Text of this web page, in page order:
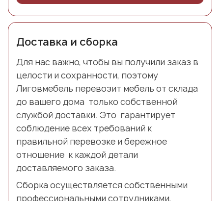
Доставка и сборка
Для нас важно, чтобы вы получили заказ в
целости и сохранности, поэтому
Лиговмебель перевозит мебель от склада
до вашего дома только собственной
службой доставки. Это гарантирует
соблюдение всех требований к
правильной перевозке и бережное
отношение к каждой детали
доставляемого заказа.
Сборка осуществляется собственными
профессиональными сотрудниками,